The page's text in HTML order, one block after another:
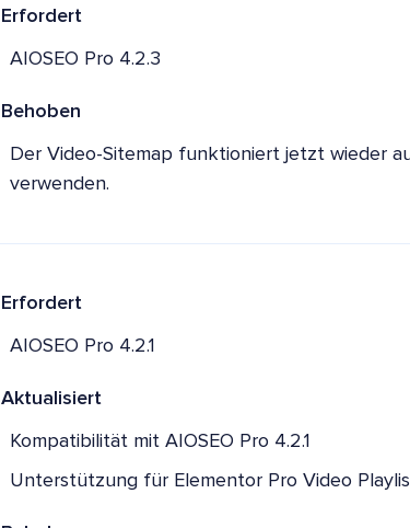
Erfordert
AIOSEO Pro 4.2.3
Behoben
Der Video-Sitemap funktioniert jetzt wieder
verwenden.
Erfordert
AIOSEO Pro 4.2.1
Aktualisiert
Kompatibilität mit AIOSEO Pro 4.2.1
Unterstützung für Elementor Pro Video